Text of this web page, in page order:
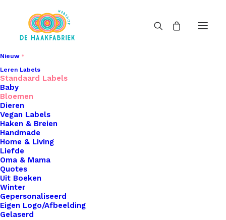
Nieuw
Leren Labels
Standaard Labels
Baby
Bloemen
Dieren
Vegan Labels
Haken & Breien
Handmade
Home & Living
Liefde
Oma & Mama
Quotes
Uit Boeken
Winter
Gepersonaliseerd
Eigen Logo/Afbeelding
Gelaserd